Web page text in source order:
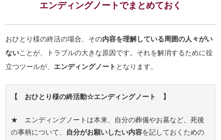
エンディングノートでまとめておく
おひとり様の終活の場合、その内容を理解している周囲の人々がい
ないことが、トラブルの大きな原因です。それを解消するために役
立つツールが、 エンディングノート となります。
【 おひとり様の終活動☆エンディングノート 】
★ エンディングノートは本来、自分の葬儀やお墓など、死後
の事柄について、
自分がお願いしたい内容を記しておくための